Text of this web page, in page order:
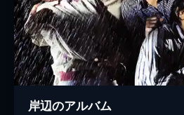
岸辺のアルバム